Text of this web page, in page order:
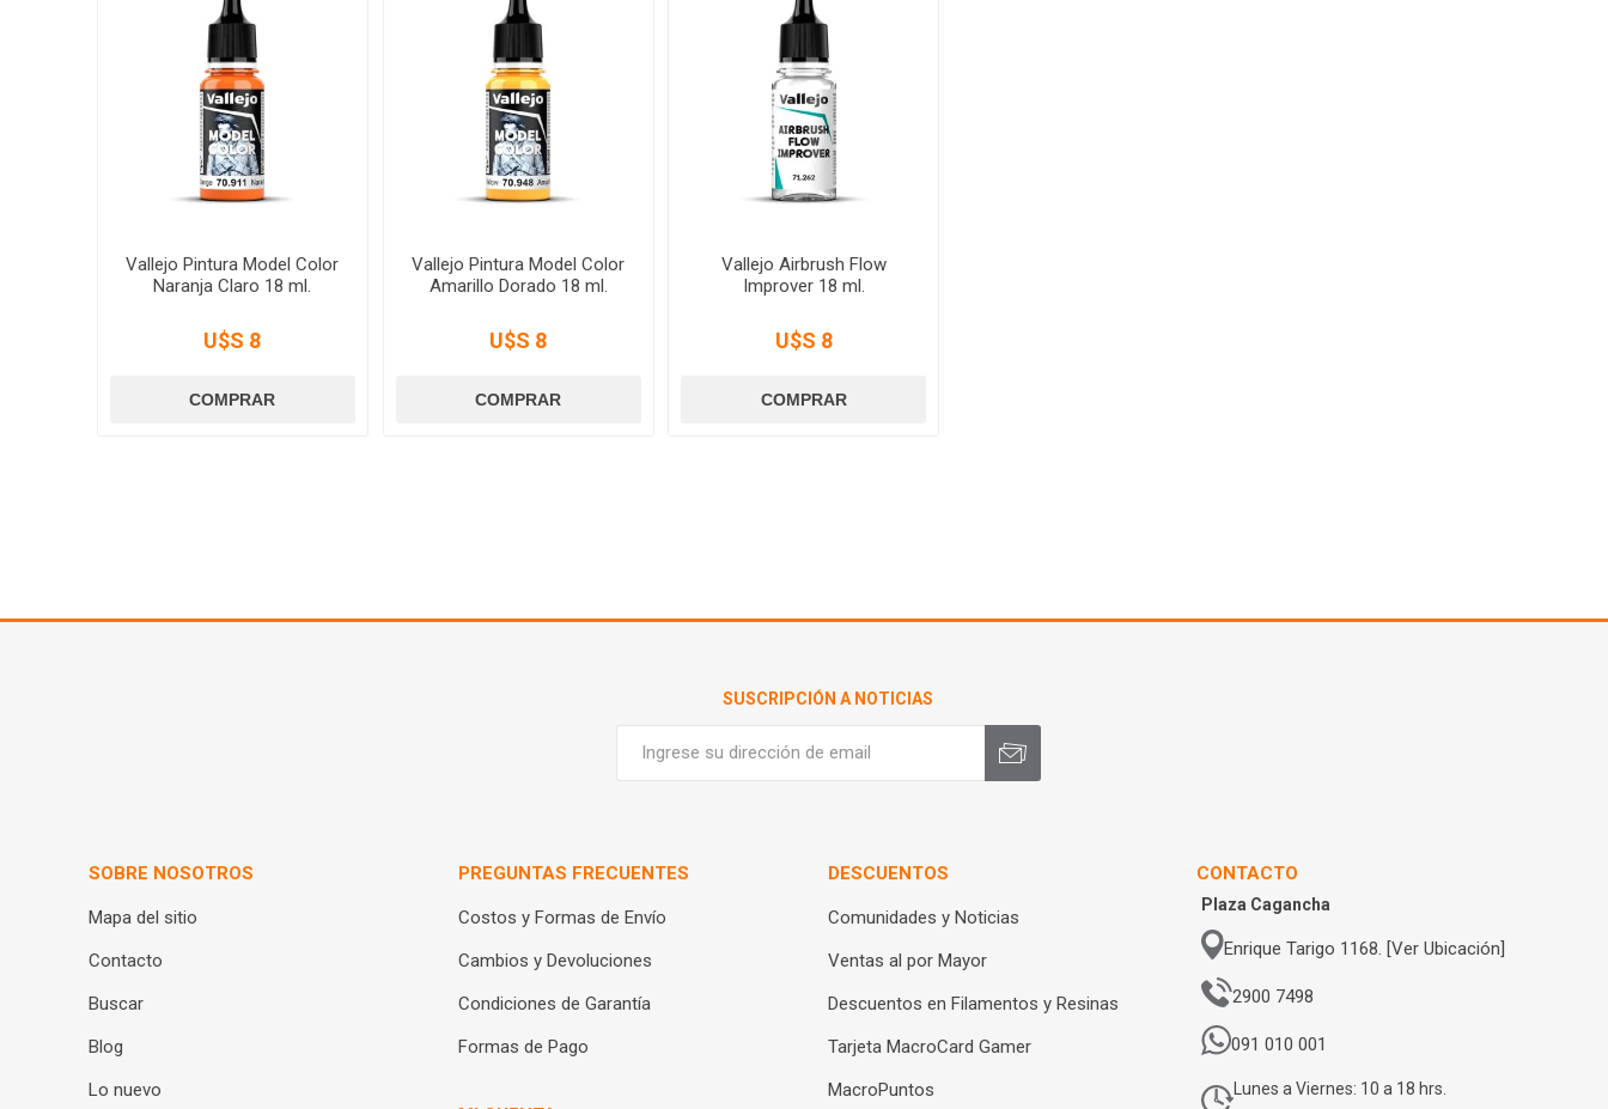
Vallejo Pintura Model Color
Naranja Claro 18 ml.
U$S 8
Vallejo Pintura Model Color
Amarillo Dorado 18 ml.
U$S 8
Vallejo Airbrush Flow
Improver 18 ml.
U$S 8
SUSCRIPCIÓN A NOTICIAS
SOBRE NOSOTROS
Mapa del sitio
Contacto
Buscar
Blog
Lo nuevo
PREGUNTAS FRECUENTES
Costos y Formas de Envío
Cambios y Devoluciones
Condiciones de Garantía
Formas de Pago
DESCUENTOS
Comunidades y Noticias
Ventas al por Mayor
Descuentos en Filamentos y Resinas
Tarjeta MacroCard Gamer
MacroPuntos
CONTACTO
Plaza Cagancha
Enrique Tarigo 1168. [Ver Ubicación]
2900 7498
091 010 001
Lunes a Viernes: 10 a 18 hrs.